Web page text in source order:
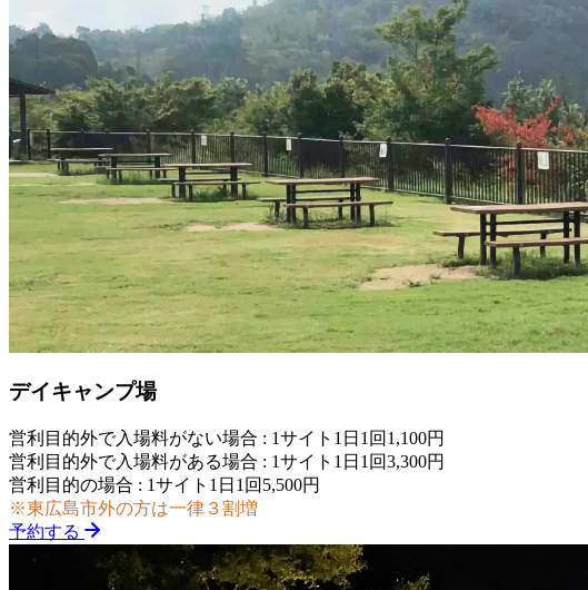
デイキャンプ場
営利目的外で入場料がない場合 : 1サイト1日1回1,100円
営利目的外で入場料がある場合 : 1サイト1日1回3,300円
営利目的の場合 : 1サイト1日1回5,500円
※東広島市外の方は一律３割増
予約する